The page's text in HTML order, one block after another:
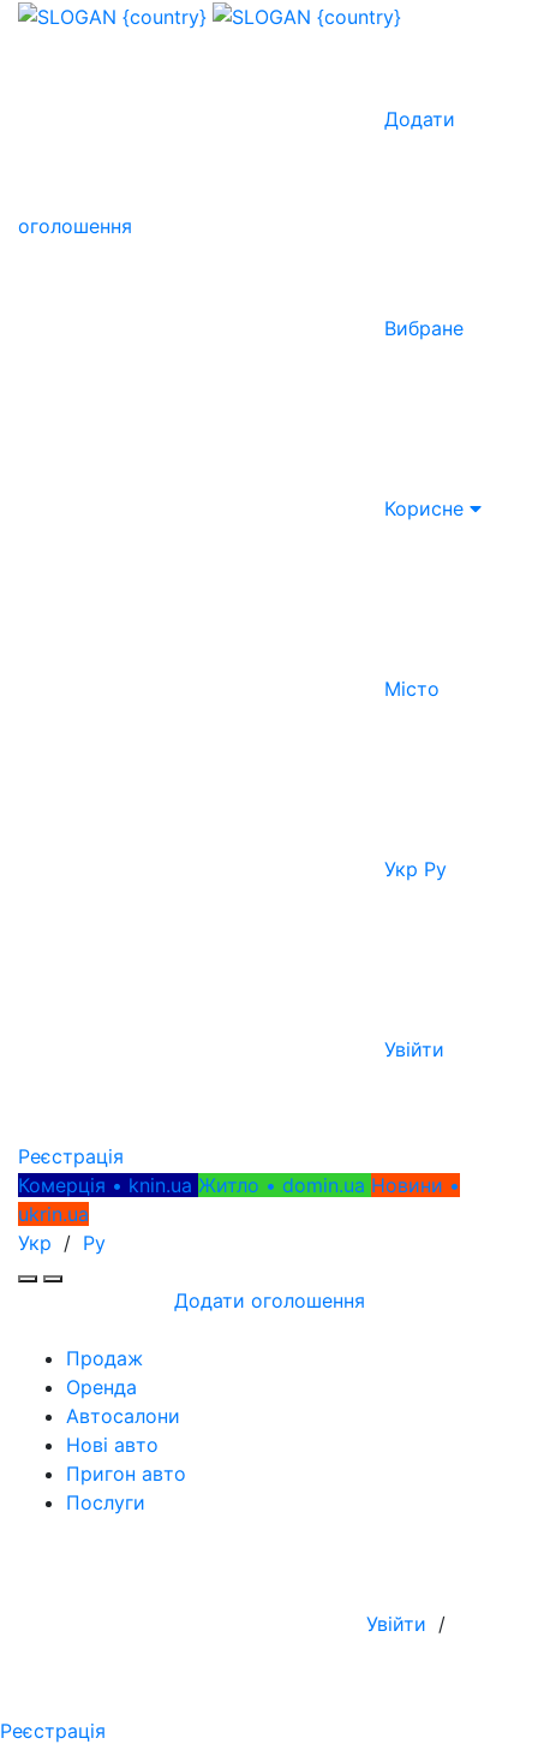
Додати
оголошення
Вибране
Корисне
Місто
Укр Ру
Увійти
Реєстрація
Комерція • knin.ua Житло • domin.ua Новини •
ukrin.ua
Укр / Ру
Додати оголошення
Продаж
Оренда
Автосалони
Нові авто
Пригон авто
Послуги
Увійти /
Реєстрація